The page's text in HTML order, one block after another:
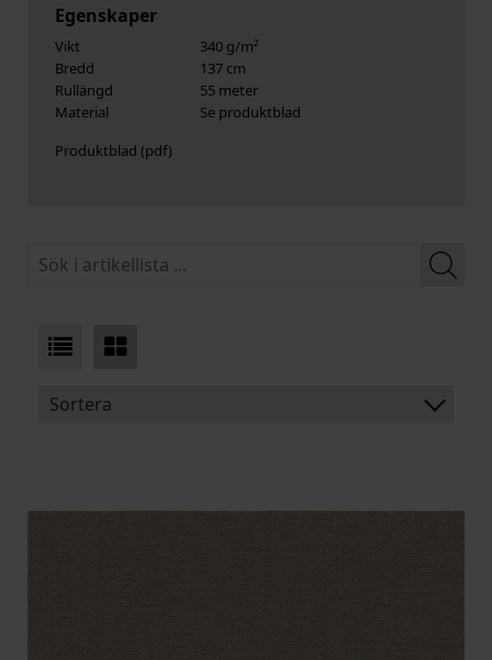
Egenskaper
Vikt
340 g/m²
Bredd
137 cm
Rullängd
55 meter
Material
Se produktblad
Produktblad
Sortera